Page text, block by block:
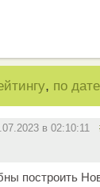
, по дате
в 02:10:11
построить